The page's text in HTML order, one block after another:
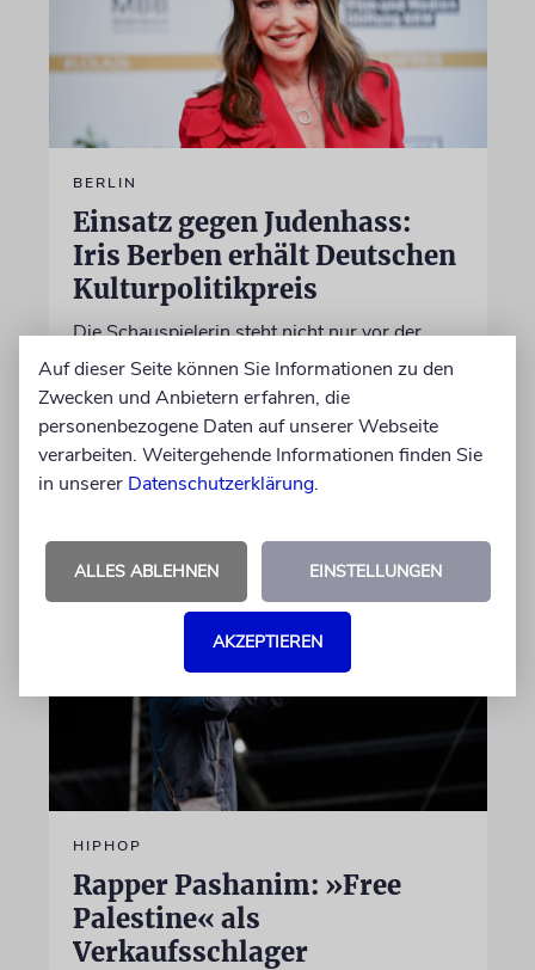
BERLIN
Einsatz gegen Judenhass:
Iris Berben erhält Deutschen
Kulturpolitikpreis
Die Schauspielerin steht nicht nur vor der
Kamera, sondern engagiert sich auch
ehrenamtlich. Der Deutsche Kulturrat würdigt
diese Leistung mit einem Preis. Igor Levit ist
Laudator
HIPHOP
Rapper Pashanim: »Free
Palestine« als
Verkaufsschlager
Auf dieser Seite können Sie Informationen zu den
Zwecken und Anbietern erfahren, die
personenbezogene Daten auf unserer Webseite
verarbeiten. Weitergehende Informationen finden Sie
in unserer Datenschutzerklärung.
ALLES ABLEHNEN EINSTELLUNGEN
AKZEPTIEREN